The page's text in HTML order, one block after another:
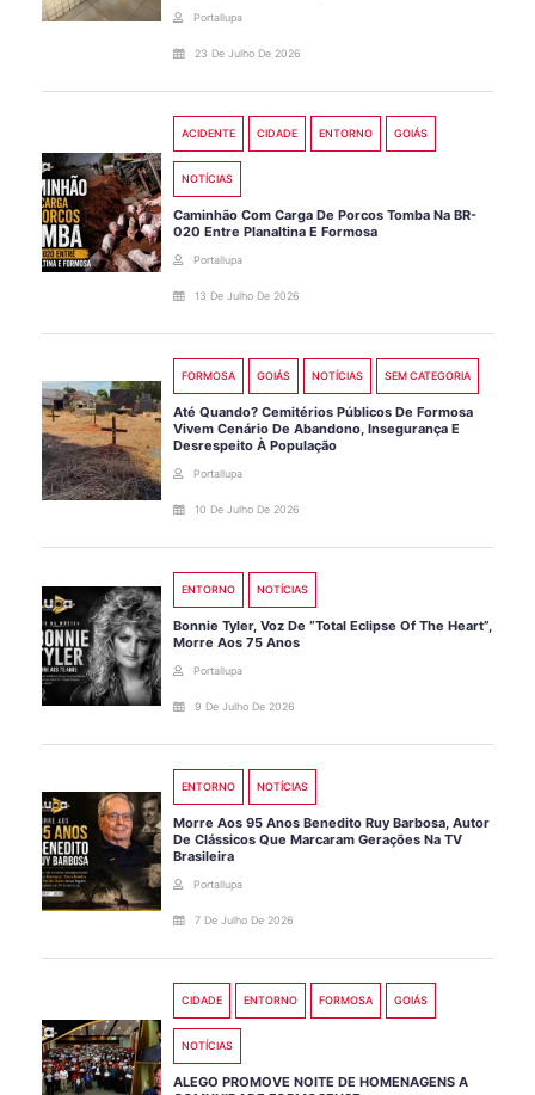
Portallupa
23 De Julho De 2026
ACIDENTE CIDADE ENTORNO GOIÁS
NOTÍCIAS
Caminhão Com Carga De Porcos Tomba Na BR-
020 Entre Planaltina E Formosa
Portallupa
13 De Julho De 2026
FORMOSA GOIÁS NOTÍCIAS SEM CATEGORIA
Até Quando? Cemitérios Públicos De Formosa
Vivem Cenário De Abandono, Insegurança E
Desrespeito À População
Portallupa
10 De Julho De 2026
ENTORNO NOTÍCIAS
Bonnie Tyler, Voz De “Total Eclipse Of The Heart”,
Morre Aos 75 Anos
Portallupa
9 De Julho De 2026
ENTORNO NOTÍCIAS
Morre Aos 95 Anos Benedito Ruy Barbosa, Autor
De Clássicos Que Marcaram Gerações Na TV
Brasileira
Portallupa
7 De Julho De 2026
CIDADE ENTORNO FORMOSA GOIÁS
NOTÍCIAS
ALEGO PROMOVE NOITE DE HOMENAGENS A